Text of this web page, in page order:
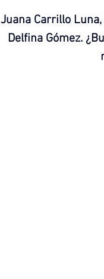
Juana Carrillo
Delfina Gómez.